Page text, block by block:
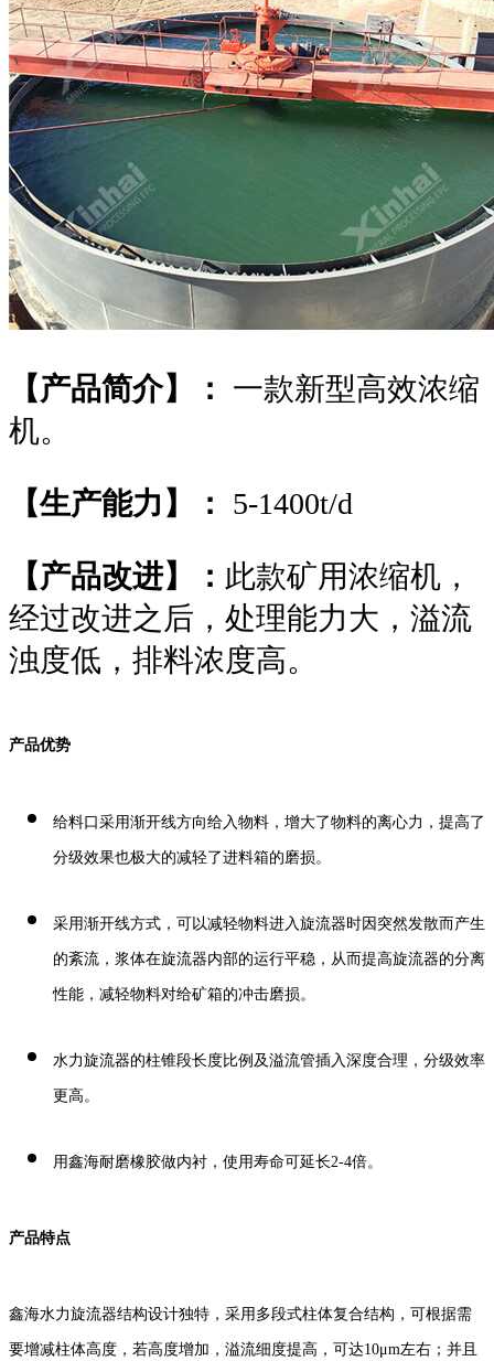
【产品简介】：
一款新型高效浓缩
机。
【生产能力】： 5-1400t/d
【产品改进】： 此款矿用浓缩机，
经过改进之后，处理能力大，溢流
浊度低，排料浓度高。
产品优势
给料口采用渐开线方向给入物料，增大了物料的离心力，提高了
分级效果也极大的减轻了进料箱的磨损。
采用渐开线方式，可以减轻物料进入旋流器时因突然发散而产生
的紊流，浆体在旋流器内部的运行平稳，从而提高旋流器的分离
性能，减轻物料对给矿箱的冲击磨损。
水力旋流器的柱锥段长度比例及溢流管插入深度合理，分级效率
更高。
用鑫海耐磨橡胶做内衬，使用寿命可延长2-4倍。
产品特点
鑫海水力旋流器结构设计独特，采用多段式柱体复合结构，可根据需
要增减柱体高度，若高度增加，溢流细度提高，可达10μm左右；并且